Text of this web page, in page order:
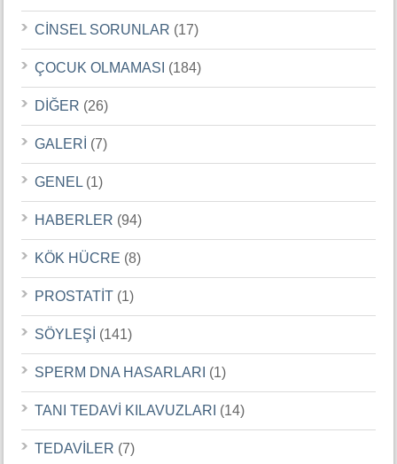
CİNSEL SORUNLAR (17)
ÇOCUK OLMAMASI (184)
DİĞER (26)
GALERİ (7)
GENEL (1)
HABERLER (94)
KÖK HÜCRE (8)
PROSTATİT (1)
SÖYLEŞİ (141)
SPERM DNA HASARLARI (1)
TANI TEDAVİ KILAVUZLARI (14)
TEDAVİLER (7)